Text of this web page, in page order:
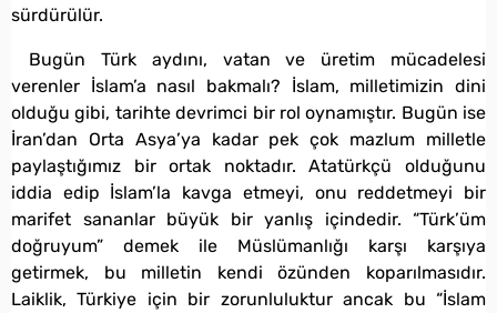
sürdürülür.
Bugün Türk aydını, vatan ve üretim mücadelesi
verenler İslam’a nasıl bakmalı? İslam, milletimizin dini
olduğu gibi, tarihte devrimci bir rol oynamıştır. Bugün ise
İran’dan Orta Asya’ya kadar pek çok mazlum milletle
paylaştığımız bir ortak noktadır. Atatürkçü olduğunu
iddia edip İslam’la kavga etmeyi, onu reddetmeyi bir
marifet sananlar büyük bir yanlış içindedir. “Türk’üm
doğruyum” demek ile Müslümanlığı karşı karşıya
getirmek, bu milletin kendi özünden koparılmasıdır.
Laiklik, Türkiye için bir zorunluluktur ancak bu “İslam